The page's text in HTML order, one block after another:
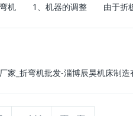
弯机 1、机器的调整 由于折
厂家_折弯机批发-淄博辰昊机床